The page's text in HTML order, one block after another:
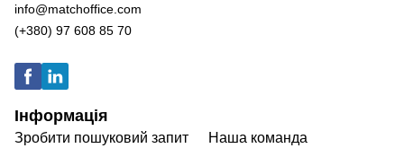
info@matchoffice.com
(+380) 97 608 85 70
Інформація
Зробити пошуковий запит
Наша команда